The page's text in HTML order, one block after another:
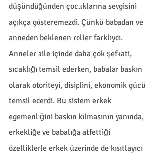
düşündüğünden çocuklarına sevgisini
açıkça gösteremezdi. Çünkü babadan ve
anneden beklenen roller farklıydı.
Anneler aile içinde daha çok şefkati,
sıcaklığı temsil ederken, babalar baskın
olarak otoriteyi, disiplini, ekonomik gücü
temsil ederdi. Bu sistem erkek
egemenliğini baskın kılmasının yanında,
erkekliğe ve babalığa atfettiği
özelliklerle erkek üzerinde de kısıtlayıcı